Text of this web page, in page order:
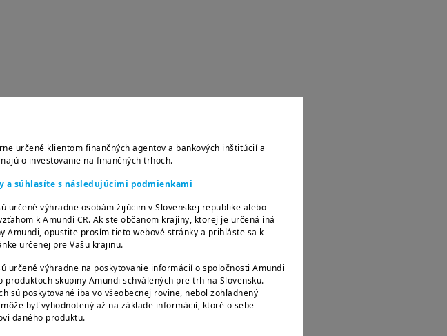
určené klientom finančných agentov a bankových inštitúcií a
o investovanie na finančných trhoch.
a súhlasíte s následujúcimi podmienkami
určené výhradne osobám žijúcim v Slovenskej republike alebo
k Amundi CR. Ak ste občanom krajiny, ktorej je určená iná
Amundi, opustite prosím tieto webové stránky a prihláste sa k
určenej pre Vašu krajinu.
určené výhradne na poskytovanie informácií o spoločnosti Amundi
produktoch skupiny Amundi schválených pre trh na Slovensku.
sú poskytované iba vo všeobecnej rovine, nebol zohľadnený
byť vyhodnotený až na základe informácií, ktoré o sebe
daného produktu.